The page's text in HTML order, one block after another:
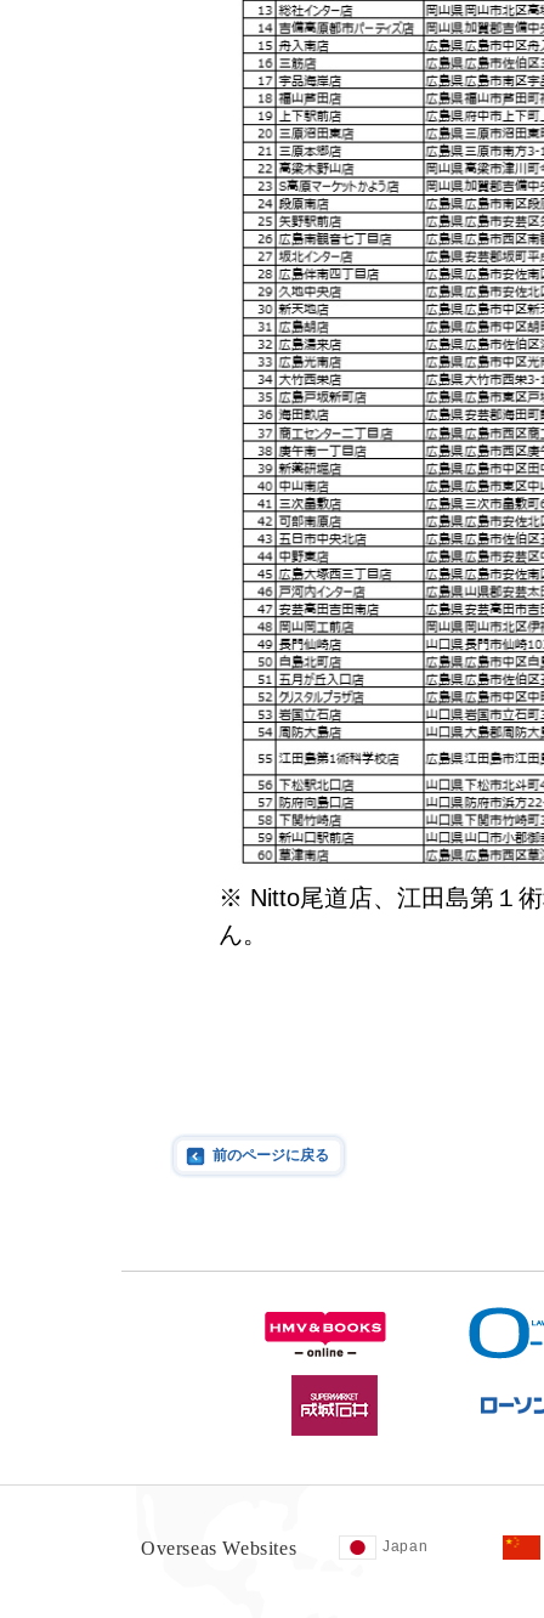
※ Nitto尾道店、江田島第１
ん。
前のページに戻る
Overseas Websites Japan